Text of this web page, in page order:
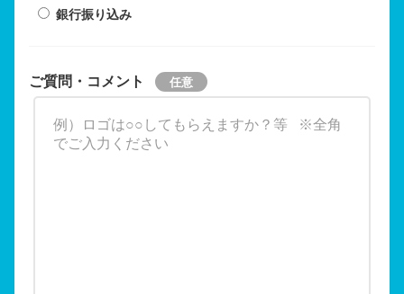
銀行振り込み
ご質問・コメント